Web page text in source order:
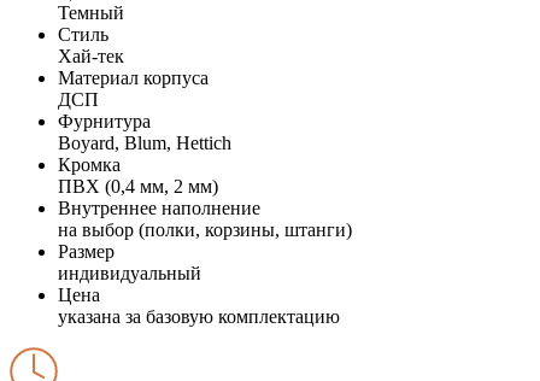
Темный
Стиль
Хай-тек
Материал корпуса
ДСП
Фурнитура
Boyard, Blum, Hettich
Кромка
ПВХ (0,4 мм, 2 мм)
Внутреннее наполнение
на выбор (полки, корзины, штанги)
Размер
индивидуальный
Цена
указана за базовую комплектацию